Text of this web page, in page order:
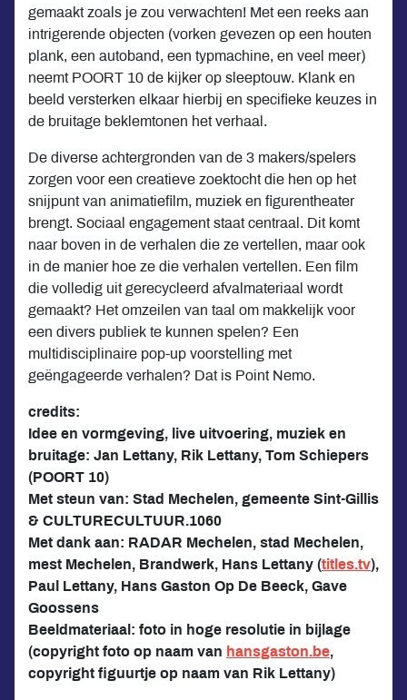
gemaakt zoals je zou verwachten! Met een reeks aan
intrigerende objecten (vorken gevezen op een houten
plank, een autoband, een typmachine, en veel meer)
neemt POORT 10 de kijker op sleeptouw. Klank en
beeld versterken elkaar hierbij en specifieke keuzes in
de bruitage beklemtonen het verhaal.
De diverse achtergronden van de 3 makers/spelers
zorgen voor een creatieve zoektocht die hen op het
snijpunt van animatiefilm, muziek en figurentheater
brengt. Sociaal engagement staat centraal. Dit komt
naar boven in de verhalen die ze vertellen, maar ook
in de manier hoe ze die verhalen vertellen. Een film
die volledig uit gerecycleerd afvalmateriaal wordt
gemaakt? Het omzeilen van taal om makkelijk voor
een divers publiek te kunnen spelen? Een
multidisciplinaire pop-up voorstelling met
geëngageerde verhalen? Dat is Point Nemo.
credits:
Idee en vormgeving, live uitvoering, muziek en
bruitage: Jan Lettany, Rik Lettany, Tom Schiepers
(POORT 10)
Met steun van: Stad Mechelen, gemeente Sint-Gillis
& CULTURECULTUUR.1060
Met dank aan: RADAR Mechelen, stad Mechelen,
mest Mechelen, Brandwerk, Hans Lettany (titles.tv),
Paul Lettany, Hans Gaston Op De Beeck, Gave
Goossens
Beeldmateriaal: foto in hoge resolutie in bijlage
(copyright foto op naam van hansgaston.be,
copyright figuurtje op naam van Rik Lettany)